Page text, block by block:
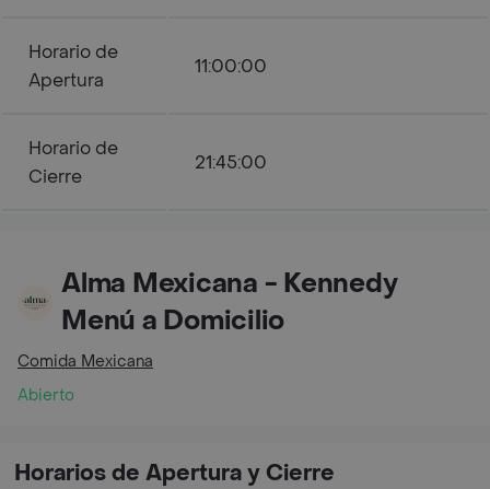
Horario de
Apertura
11:00:00
Horario de
Cierre
21:45:00
Alma Mexicana - Kennedy
Menú a Domicilio
Comida Mexicana
Abierto
Horarios de Apertura y Cierre